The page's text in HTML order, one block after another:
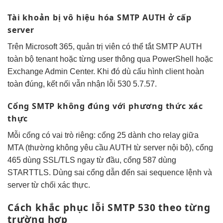
Tài khoản bị vô hiệu hóa SMTP AUTH ở cấp
server
Trên Microsoft 365, quản trị viên có thể tắt SMTP AUTH
toàn bộ tenant hoặc từng user thông qua PowerShell hoặc
Exchange Admin Center. Khi đó dù cấu hình client hoàn
toàn đúng, kết nối vẫn nhận lỗi 530 5.7.57.
Cổng SMTP không đúng với phương thức xác
thực
Mỗi cổng có vai trò riêng: cổng 25 dành cho relay giữa
MTA (thường không yêu cầu AUTH từ server nội bộ), cổng
465 dùng SSL/TLS ngay từ đầu, cổng 587 dùng
STARTTLS. Dùng sai cổng dẫn đến sai sequence lệnh và
server từ chối xác thực.
Cách khắc phục lỗi SMTP 530 theo từng
trường hợp